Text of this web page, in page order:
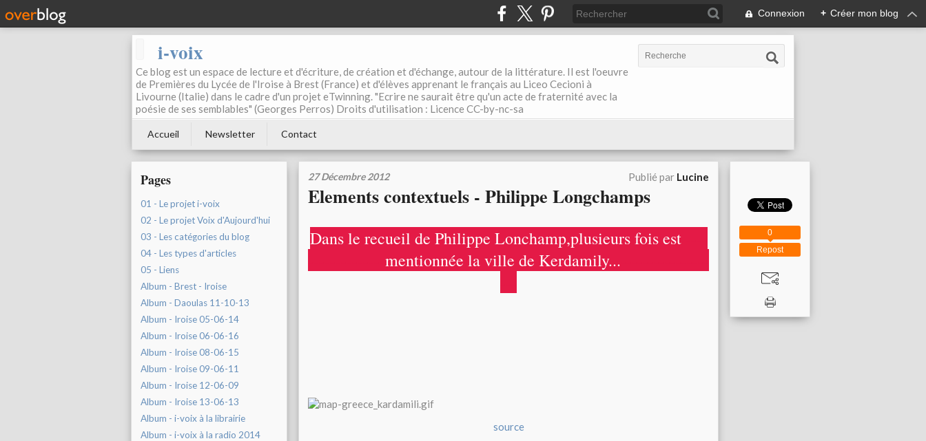
Connexion + Créer mon blog
i-voix
Ce blog est un espace de lecture et d'écriture, de création et d'échange, autour de la littérature. Il est l'oeuvre
de Premières du Lycée de l'Iroise à Brest (France) et d'élèves apprenant le français au Liceo Cecioni à
Livourne (Italie) dans le cadre d'un projet eTwinning. "Ecrire ne saurait être qu'un acte de fraternité avec la
poésie de ses semblables" (Georges Perros) Droits d'utilisation : Licence CC-by-nc-sa
Accueil Newsletter Contact
Pages
01 - Le projet i-voix
02 - Le projet Voix d'Aujourd'hui
03 - Les catégories du blog
04 - Les types d'articles
05 - Liens
Album - Brest - Iroise
Album - Daoulas 11-10-13
Album - Iroise 05-06-14
Album - Iroise 06-06-16
Album - Iroise 08-06-15
Album - Iroise 09-06-11
Album - Iroise 12-06-09
Album - Iroise 13-06-13
Album - i-voix à la librairie
Album - i-voix à la radio 2014
27 Décembre 2012 Publié par Lucine
Elements contextuels - Philippe Longchamps
Dans le recueil de Philippe Lonchamp,plusieurs fois est
mentionnée la ville de Kerdamily...
source
Repost
0